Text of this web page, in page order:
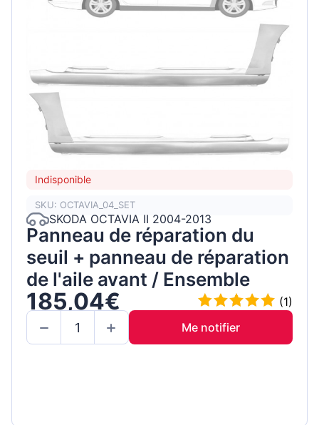
Indisponible
SKU: OCTAVIA_04_SET
SKODA OCTAVIA II 2004-2013
Panneau de réparation du
seuil + panneau de réparation
de l'aile avant / Ensemble
185,04€
(1)
Me notifier